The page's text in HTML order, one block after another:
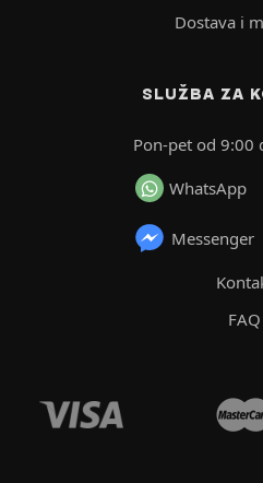
Dostava i
SLUŽBA ZA
Pon-pet od 9:00
WhatsApp
Messenger
FAQ